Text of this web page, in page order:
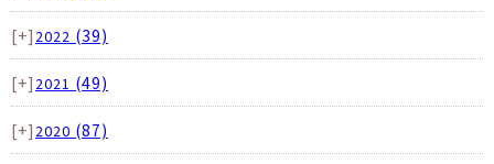
[+] 2022 (39)
[+] 2021 (49)
[+] 2020 (87)